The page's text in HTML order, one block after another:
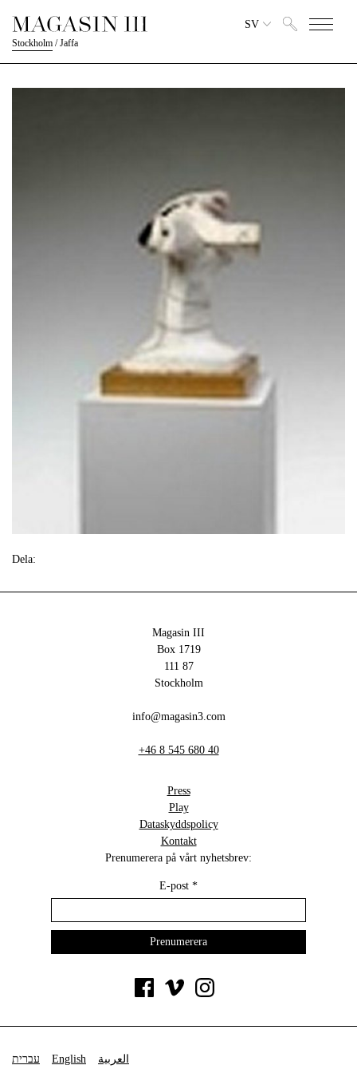
Stockholm /Jaffa
SV
Dela:
Magasin III
Box 1719
111 87
Stockholm
info@magasin3.com
+46 8 545 680 40
Press
Play
Dataskyddspolicy
Kontakt
Prenumerera på vårt nyhetsbrev:
E-post *
עברית English العربية